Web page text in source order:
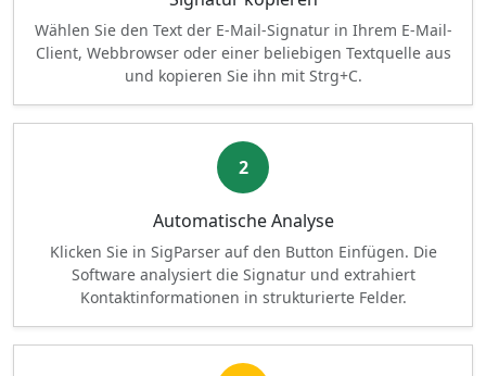
Wählen Sie den Text der E-Mail-Signatur in Ihrem E-Mail-
Client, Webbrowser oder einer beliebigen Textquelle aus
und kopieren Sie ihn mit Strg+C.
2
Automatische Analyse
Klicken Sie in SigParser auf den Button Einfügen. Die
Software analysiert die Signatur und extrahiert
Kontaktinformationen in strukturierte Felder.